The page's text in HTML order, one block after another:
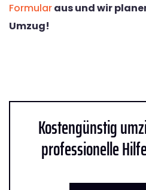
Formularaus und wir
Umzug!
Kostengünstig
professionelle